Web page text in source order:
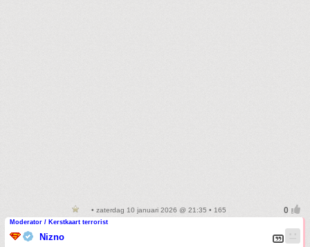
• zaterdag 10 januari 2026 @ 21:35 • 165
Moderator / Kerstkaart terrorist
Nizno